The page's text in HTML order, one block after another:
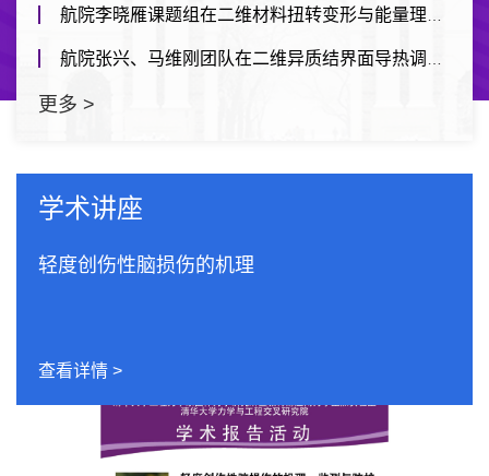
更多 >
学术讲座
轻度创伤性脑损伤的机理
查看详情 >